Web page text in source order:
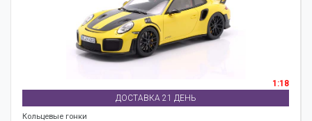
1:18
ДОСТАВКА 21 ДЕНЬ
Кольцевые гонки